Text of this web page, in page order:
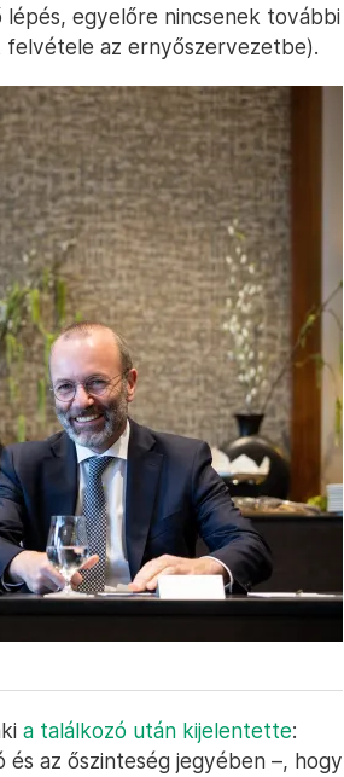
egyelőre nincsenek további
felvétele az ernyőszervezetbe).
a találkozó után kijelentette:
az őszinteség jegyében –, hogy